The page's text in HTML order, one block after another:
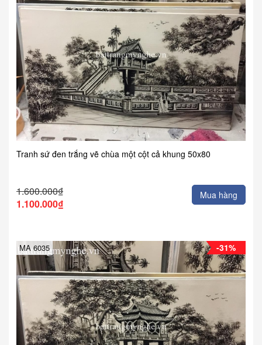
Tranh sứ đen trắng vẽ chùa một cột cả khung 50x80
1.600.000₫
1.100.000₫
Mua hàng
-31%
MA 6035